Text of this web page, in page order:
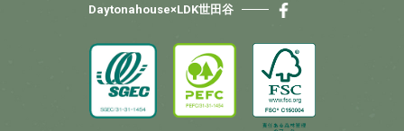
Daytonahouse×LDK世田谷